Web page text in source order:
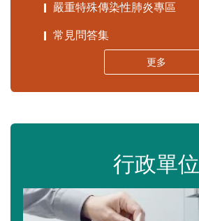
嚴重特殊傳染性肺炎專區
常見問答集
更多
行政單位